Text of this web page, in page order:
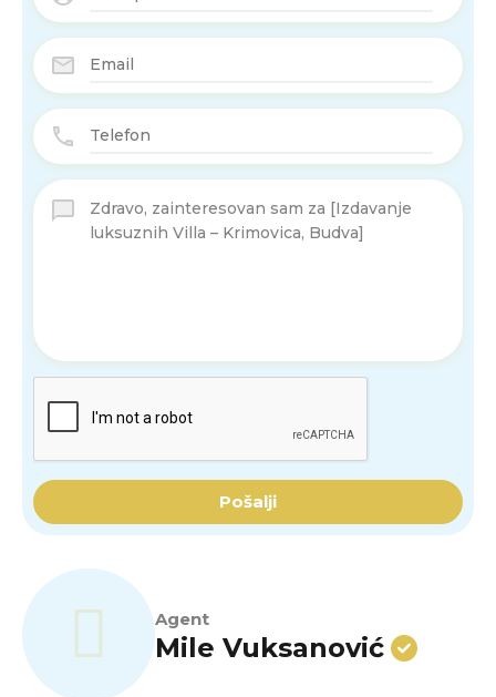
Pošalji
Agent
Mile Vuksanović